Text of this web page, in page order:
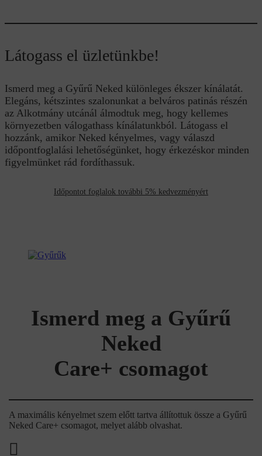
Látogass el üzletünkbe!
Ismerd meg a Gyűrű Neked különleges ékszer kínálatát.
Elegáns, kétszintes szalonunkat a belváros patinás részén
az Alkotmány utcánál álmodtuk meg, hogy kellemes
környezetben válogathass kínálatunkból. Látogass el
hozzánk, amikor Neked kényelmes, vagy válaszd
időpontfoglalási lehetőségünket, hogy érkezéskor minden
figyelmünket rád fordíthassuk.
Időpontot foglalok további 5% kedvezményért
Ismerd meg a Gyűrű
Neked
Care+ csomagot
A maximális kényelmet szem előtt tartva állítottuk össze a Gyűrű
Neked Care+ csomagot, melyet alább olvashat.